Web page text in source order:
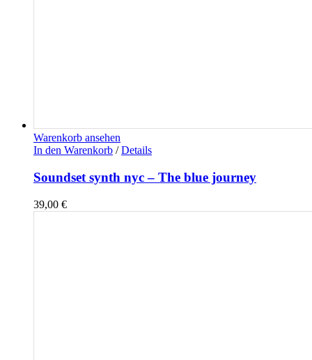
Warenkorb ansehen
In den Warenkorb / Details
Soundset synth nyc – The blue journey
39,00 €